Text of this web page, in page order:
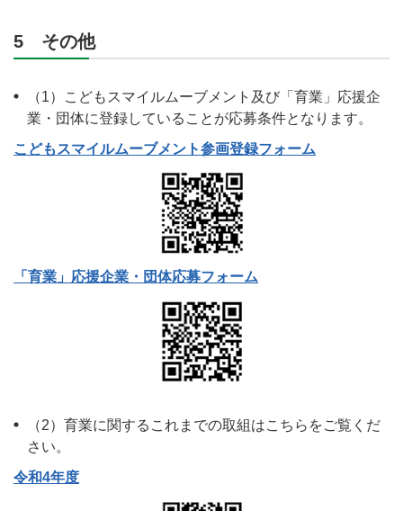
5 その他
（1）こどもスマイルムーブメント及び「育業」応援企
業・団体に登録していることが応募条件となります。
こどもスマイルムーブメント参画登録フォーム
「育業」応援企業・団体応募フォーム
（2）育業に関するこれまでの取組はこちらをご覧くだ
さい。
令和4年度